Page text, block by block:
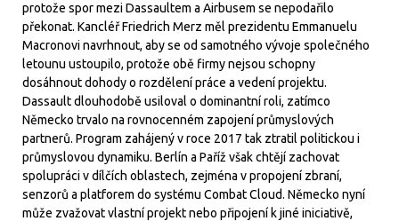
protože spor mezi Dassaultem a Airbusem se nepodařilo
překonat. Kancléř Friedrich Merz měl prezidentu Emmanuelu
Macronovi navrhnout, aby se od samotného vývoje společného
letounu ustoupilo, protože obě firmy nejsou schopny
dosáhnout dohody o rozdělení práce a vedení projektu.
Dassault dlouhodobě usiloval o dominantní roli, zatímco
Německo trvalo na rovnocenném zapojení průmyslových
partnerů. Program zahájený v roce 2017 tak ztratil politickou i
průmyslovou dynamiku. Berlín a Paříž však chtějí zachovat
spolupráci v dílčích oblastech, zejména v propojení zbraní,
senzorů a platforem do systému Combat Cloud. Německo nyní
může zvažovat vlastní projekt nebo připojení k jiné iniciativě,